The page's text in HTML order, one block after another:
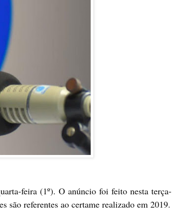
feira (1º). O anúncio foi feito nesta terça-
são referentes ao certame realizado em 2019.